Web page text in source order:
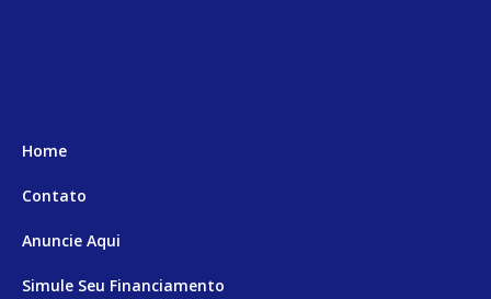
Home
Contato
Anuncie Aqui
Simule Seu Financiamento